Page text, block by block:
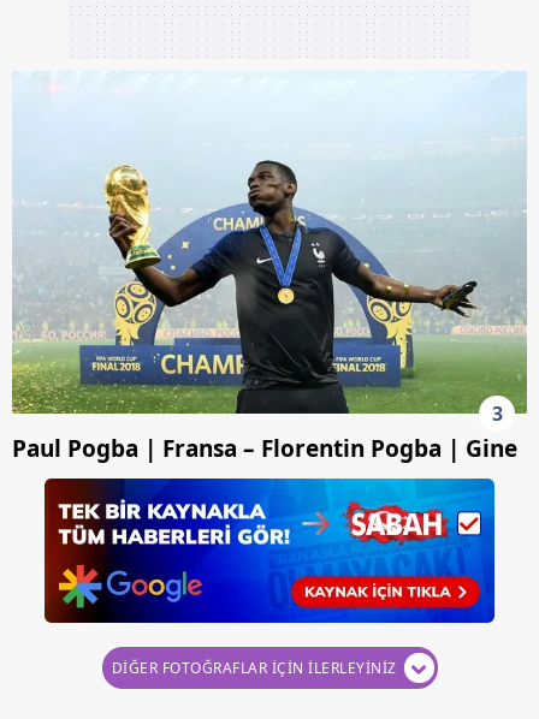
3
Paul Pogba | Fransa – Florentin Pogba | Gine
DİĞER FOTOĞRAFLAR İÇİN İLERLEYİNİZ